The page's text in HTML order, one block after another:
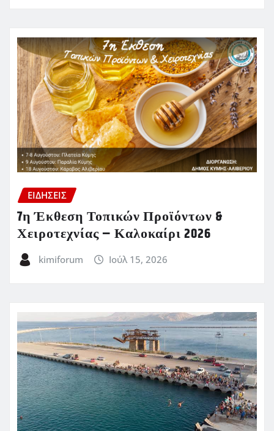
ΕΙΔΗΣΕΙΣ
7η Έκθεση Τοπικών Προϊόντων &
Χειροτεχνίας – Καλοκαίρι 2026
kimiforum Ιούλ 15, 2026